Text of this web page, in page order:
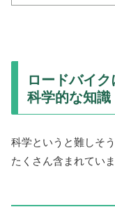
ロードバイ
科学的な知識
科学というと難しそ
たくさん含まれていま